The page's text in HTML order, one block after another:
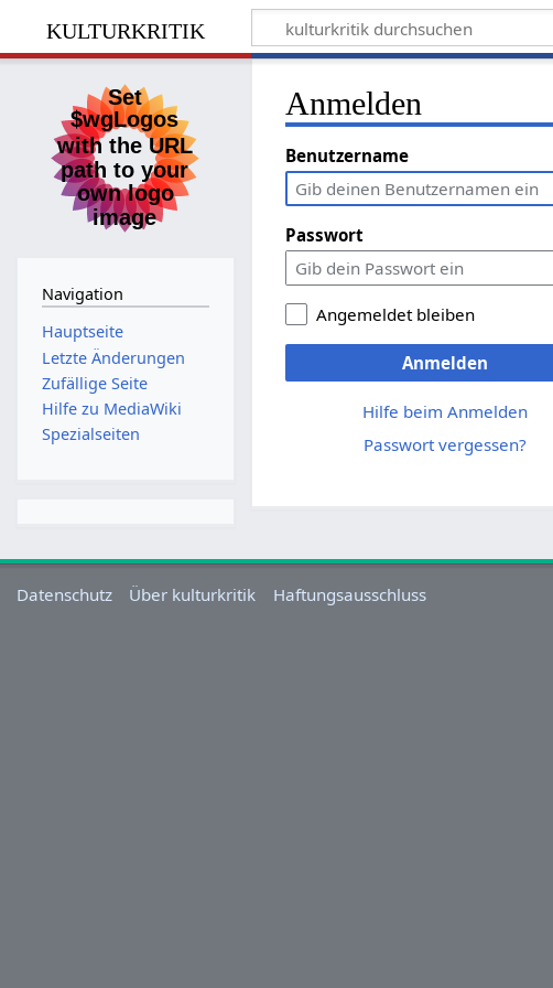
kulturkritik
Anmelden
Benutzername
Passwort
Angemeldet bleiben
Anmelden
Hilfe beim Anmelden
Passwort vergessen?
Navigation
Hauptseite
Letzte Änderungen
Zufällige Seite
Hilfe zu MediaWiki
Spezialseiten
Datenschutz Über kulturkritik Haftungsausschluss